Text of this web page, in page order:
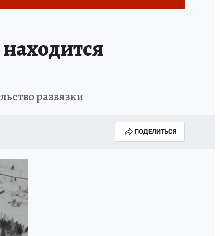
ДЕНЬ ПОБЕДЫ В САМАРЕ 2025
развязки
ПОДЕЛИТЬСЯ